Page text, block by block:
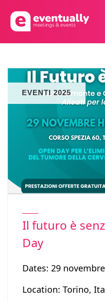
EVENTI 2025
Il futuro è
Day
Dates: 29
Location: Torino,